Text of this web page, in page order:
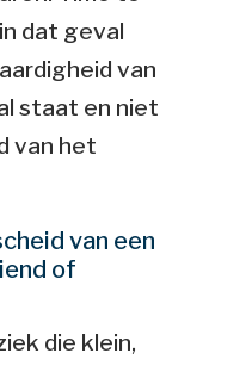
dat geval
van
staat en niet
van het
van een
of
die klein,